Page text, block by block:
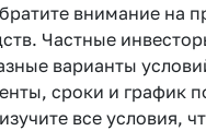
внимание на
Частные
варианты
сроки и график
все условия,